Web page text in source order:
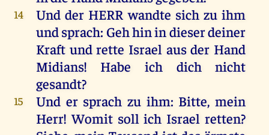
14 Und der HERR wandte sich zu ihm
undsprach: Gehhinindieserdeiner
Kraft und rette Israel aus der Hand
Midians! Habe ich dich
nicht
gesandt?
15 Und er sprach zu ihm: Bitte,mein
Herr!Womit soll ich Israel retten?